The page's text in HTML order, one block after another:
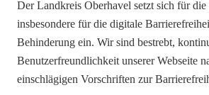
Der Landkreis Oberhavel setzt sich für die
insbesondere für die digitale
Behinderung ein. Wir sind bestrebt,
Benutzerfreundlichkeit unserer Webseite
einschlägigen Vorschriften zur